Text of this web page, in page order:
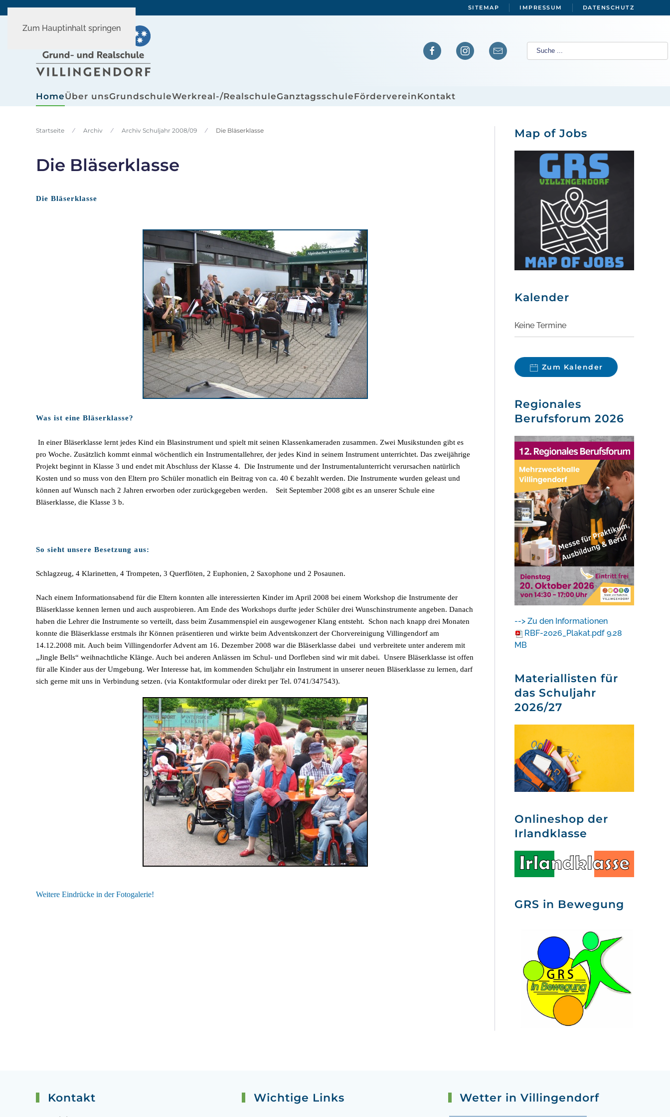
Zum Hauptinhalt springen
SITEMAP IMPRESSUM DATENSCHUTZ
HomeÜber unsGrundschuleWerkreal-/RealschuleGanztagsschuleFördervereinKontakt
Startseite Archiv Archiv Schuljahr 2008/09 Die Bläserklasse
Die Bläserklasse
Die Bläserklasse
Was ist eine Bläserklasse?
In einer Bläserklasse lernt jedes Kind ein Blasinstrument und spielt mit seinen Klassenkameraden zusammen. Zwei Musikstunden gibt es
pro Woche. Zusätzlich kommt einmal wöchentlich ein Instrumentallehrer, der jedes Kind in seinem Instrument unterrichtet. Das zweijährige
Projekt beginnt in Klasse 3 und endet mit Abschluss der Klasse 4. Die Instrumente und der Instrumentalunterricht verursachen natürlich
Kosten und so muss von den Eltern pro Schüler monatlich ein Beitrag von ca. 40 € bezahlt werden. Die Instrumente wurden geleast und
können auf Wunsch nach 2 Jahren erworben oder zurückgegeben werden.
Seit September 2008 gibt es an unserer Schule eine
Bläserklasse, die Klasse 3 b.
So sieht unsere Besetzung aus:
Schlagzeug, 4 Klarinetten, 4 Trompeten, 3 Querflöten, 2 Euphonien, 2 Saxophone und 2 Posaunen.
Nach einem Informationsabend für die Eltern konnten alle interessierten Kinder im April 2008 bei einem Workshop die Instrumente der
Bläserklasse kennen lernen und auch ausprobieren. Am Ende des Workshops durfte jeder Schüler drei Wunschinstrumente angeben. Danach
haben die Lehrer die Instrumente so verteilt, dass beim Zusammenspiel ein ausgewogener Klang entsteht.
Schon nach knapp drei Monaten
konnte die Bläserklasse erstmals ihr Können präsentieren und wirkte beim Adventskonzert der Chorvereinigung Villingendorf am
14.12.2008 mit. Auch beim Villingendorfer Advent am 16. Dezember 2008 war die Bläserklasse dabei und verbreitete unter anderem mit
„Jingle Bells“ weihnachtliche Klänge. Auch bei anderen Anlässen im Schul- und Dorfleben sind wir mit dabei. Unsere Bläserklasse ist offen
für alle Kinder aus der Umgebung. Wer Interesse hat, im kommenden Schuljahr ein Instrument in unserer neuen Bläserklasse zu lernen, darf
sich gerne mit uns in Verbindung setzen. (via Kontaktformular oder direkt per Tel. 0741/347543).
Weitere Eindrücke in der Fotogalerie!
Map of Jobs
Kalender
Keine Termine
Zum Kalender
Regionales
Berufsforum 2026
--> Zu den Informationen
RBF-2026_Plakat.pdf 9.28
MB
Materiallisten für
das Schuljahr
2026/27
Onlineshop der
Irlandklasse
GRS in Bewegung
Kontakt Wichtige Links Wetter in Villingendorf